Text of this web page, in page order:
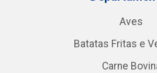
Aves
Batatas Fritas e
Carne